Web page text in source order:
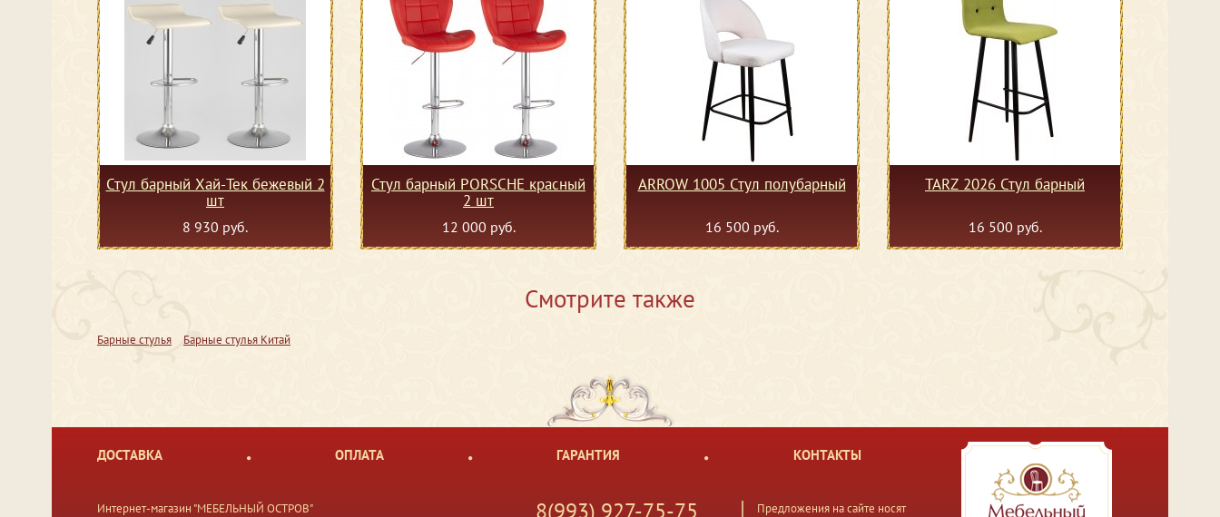
Стул барный Хай-Тек бежевый 2
шт
8 930 руб.
Стул барный PORSCHE красный
2 шт
12 000 руб.
ARROW 1005 Стул полубарный
16 500 руб.
TARZ 2026 Стул барный
16 500 руб.
Смотрите также
Барные стулья Барные стулья Китай
ДОСТАВКА ОПЛАТА ГАРАНТИЯ КОНТАКТЫ
Интернет-магазин "МЕБЕЛЬНЫЙ ОСТРОВ" 8(993) 927-75-75 Предложения на сайте носят